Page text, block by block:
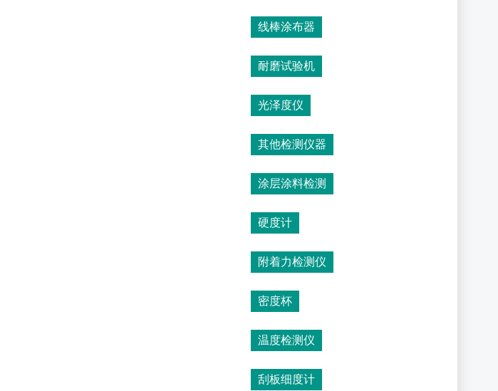
线棒涂布器
耐磨试验机
光泽度仪
其他检测仪器
涂层涂料检测
硬度计
附着力检测仪
密度杯
温度检测仪
刮板细度计